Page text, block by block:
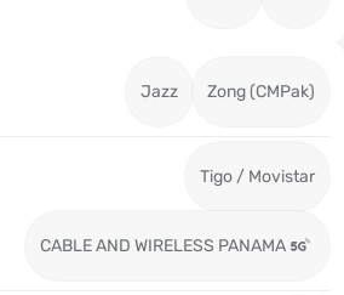
Jazz Zong (CMPak)
Tigo / Movistar
CABLE AND WIRELESS PANAMA